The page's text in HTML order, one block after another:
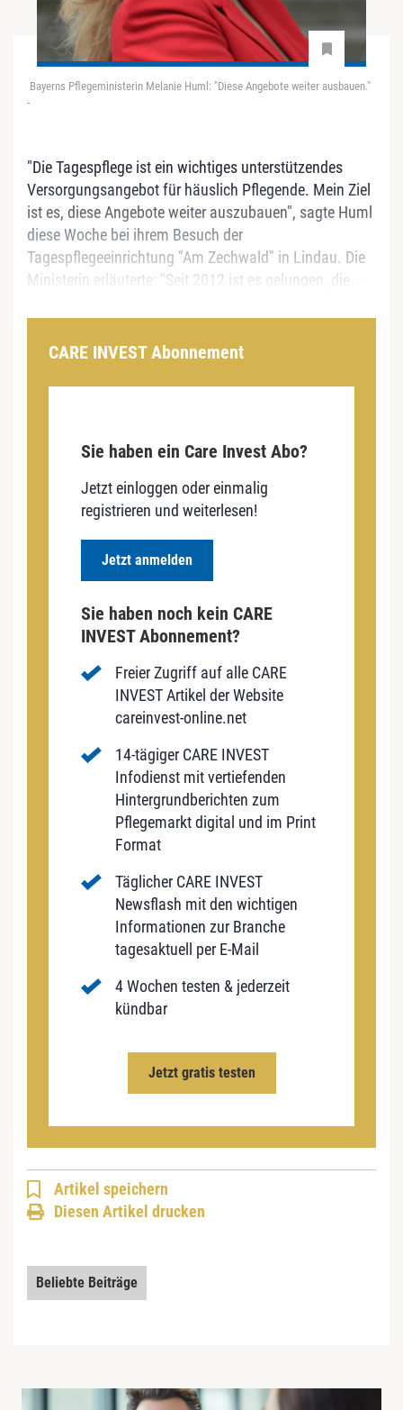
Bayerns Pflegeministerin Melanie Huml: "Diese Angebote weiter ausbauen."
-
"Die Tagespflege ist ein wichtiges unterstützendes
Versorgungsangebot für häuslich Pflegende. Mein Ziel
ist es, diese Angebote weiter auszubauen", sagte Huml
diese Woche bei ihrem Besuch der
Tagespflegeeinrichtung "Am Zechwald" in Lindau. Die
Ministerin erläuterte: "Seit 2012 ist es gelungen, die...
CARE INVEST Abonnement
Sie haben ein Care Invest Abo?
Jetzt einloggen oder einmalig
registrieren und weiterlesen!
Jetzt anmelden
Sie haben noch kein CARE
INVEST Abonnement?
Freier Zugriff auf alle CARE
INVEST Artikel der Website
careinvest-online.net
14-tägiger CARE INVEST
Infodienst mit vertiefenden
Hintergrundberichten zum
Pflegemarkt digital und im Print
Format
Täglicher CARE INVEST
Newsflash mit den wichtigen
Informationen zur Branche
tagesaktuell per E-Mail
4 Wochen testen & jederzeit
kündbar
Jetzt gratis testen
Artikel speichern
Diesen Artikel drucken
Beliebte Beiträge